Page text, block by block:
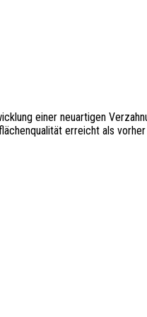
einer neuartigen
erreicht als